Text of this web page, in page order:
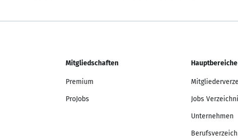
Mitgliedschaften
Premium
ProJobs
Hauptbereiche
Jobs
Unternehmen